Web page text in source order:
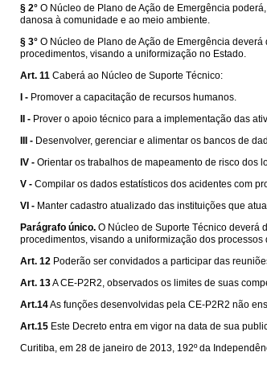
§ 2° O Núcleo de Plano de Ação de Emergência
danosa à comunidade e ao meio ambiente.
§ 3° O Núcleo de Plano de Ação de Emergência
procedimentos, visando a uniformização no Estado.
Art. 11 Caberá ao Núcleo de Suporte Técnico:
I - Promover a capacitação de recursos humanos.
II - Prover o apoio técnico para a implementação das
III - Desenvolver, gerenciar e alimentar os bancos de
IV - Orientar os trabalhos de mapeamento de risco dos
V - Compilar os dados estatísticos dos acidentes com
VI - Manter cadastro atualizado das instituições que
Parágrafo único. O Núcleo de Suporte Técnico deverá
procedimentos, visando a uniformização dos
Art. 12 Poderão ser convidados a participar das
Art. 13A CE-P2R2, observados os limites de suas
Art.14As funções desenvolvidas pela CE-P2R2 não
Art.15 Este Decreto entra em vigor na data de sua
Curitiba, em 28 de janeiro de 2013, 192º da